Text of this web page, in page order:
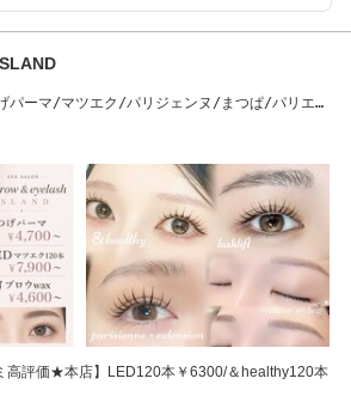
パーマ/マツエク/パリジェンヌ/まつぱ/パリエ
高評価★本店】LED120本￥6300/＆healthy120本